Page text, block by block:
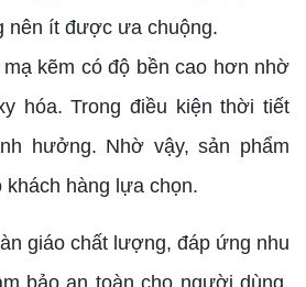
nên ít được ưa chuộng.
kẽm có độ bền cao hơn nhờ
hóa. Trong điều kiện thời tiết
hưởng. Nhờ vậy, sản phẩm
hàng lựa chọn.
giáo chất lượng, đáp ứng nhu
bảo an toàn cho người dùng,